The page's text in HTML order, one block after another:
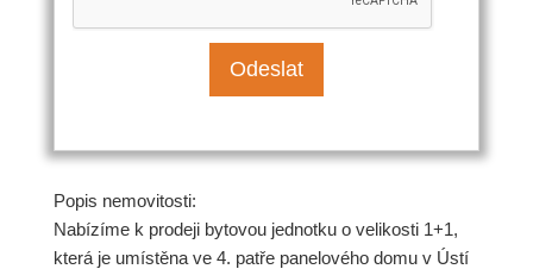
Popis nemovitosti:
Nabízíme k prodeji bytovou jednotku o velikosti 1+1,
která je umístěna ve 4. patře panelového domu v Ústí